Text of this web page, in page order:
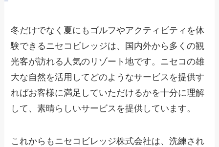
冬だけでなく夏にもゴルフやアクティビティを体
験できるニセコビレッジは、国内外から多くの観
光客が訪れる人気のリゾート地です。ニセコの雄
大な自然を活用してどのようなサービスを提供す
ればお客様に満足していただけるかを十分に理解
して、素晴らしいサービスを提供しています。
これからもニセコビレッジ株式会社は、洗練され